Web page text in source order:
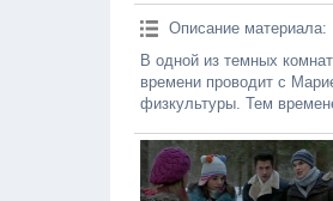
Описание материала:
В одной из темных
времени проводит с
физкультуры. Тем